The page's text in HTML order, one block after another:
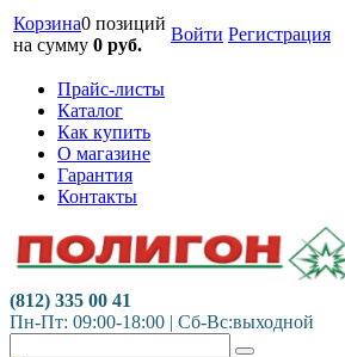
Корзина0 позиций
на сумму 0 руб.
Войти Регистрация
Прайс-листы
Каталог
Как купить
О магазине
Гарантия
Контакты
(812) 335 00 41
Пн-Пт: 09:00-18:00 | Сб-Вс:выходной